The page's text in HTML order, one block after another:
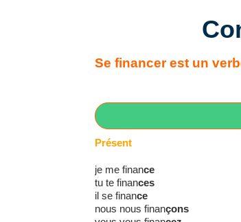
Se financer est un
Présent
je me finance
tu te finances
il se finance
nous nous finançons